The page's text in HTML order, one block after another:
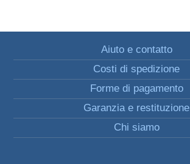
Aiuto e contatto
Costi di spedizione
Forme di pagamento
Garanzia e restituzione
Chi siamo